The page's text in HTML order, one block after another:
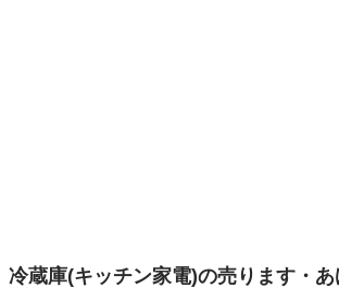
冷蔵庫(キッチン家電)の売ります・